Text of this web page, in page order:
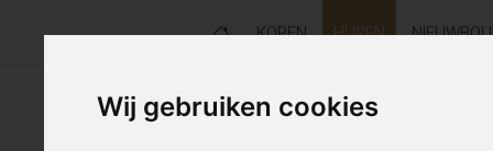
Wij gebruiken cookies
KOPEN HUREN